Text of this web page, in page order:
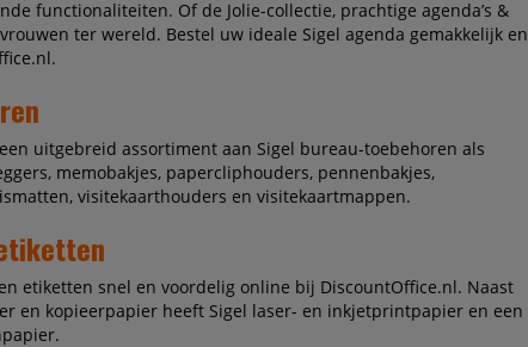
functionaliteiten. Of de Jolie-collectie, prachtige agenda’s &
ter wereld. Bestel uw ideale Sigel agenda gemakkelijk en
uitgebreid assortiment aan Sigel bureau-toebehoren als
memobakjes, papercliphouders, pennenbakjes,
visitekaarthouders en visitekaartmappen.
etiketten snel en voordelig online bij DiscountOffice.nl. Naast
en kopieerpapier heeft Sigel laser- en inkjetprintpapier en een